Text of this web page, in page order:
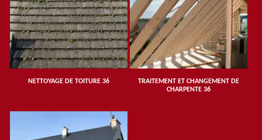
NETTOYAGE DE TOITURE 36
TRAITEMENT ET CHANGEMENT DE
CHARPENTE 36